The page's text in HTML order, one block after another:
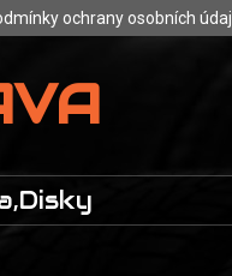
ochrany osobních